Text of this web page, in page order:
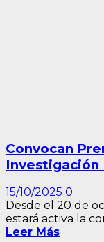
Convocan
Investigación
15/10/2025 0
Desde el 20 de
estará activa la
Leer Más